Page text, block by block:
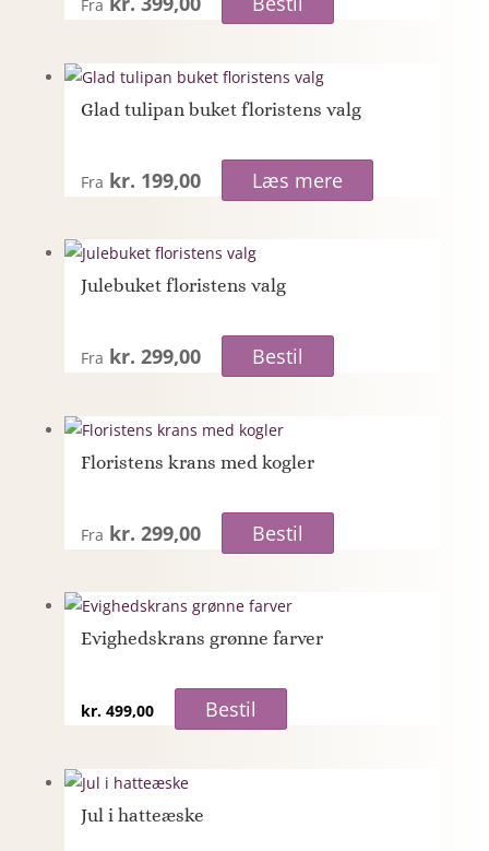
Fra
Glad tulipan buket floristens valg
Fra kr. 199,00 Læs mere
Julebuket floristens valg
Fra kr. 299,00 Bestil
Floristens krans med kogler
Fra kr. 299,00 Bestil
Evighedskrans grønne farver
kr.499,00 Bestil
Jul i hatteæske